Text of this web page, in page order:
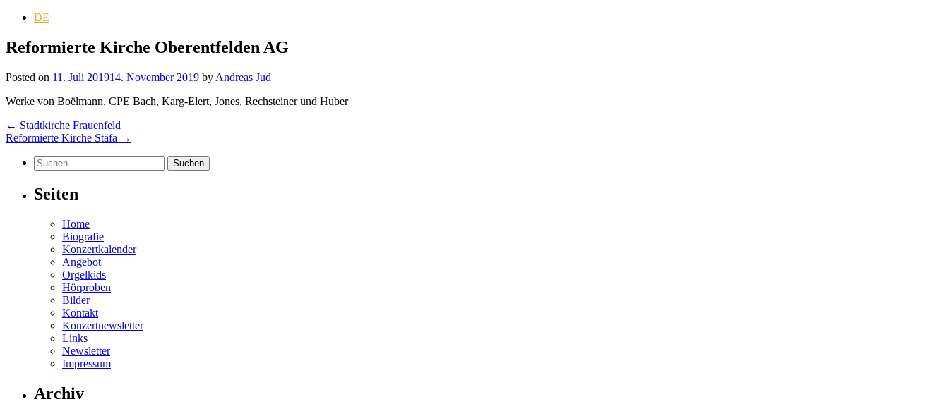
DE
Reformierte Kirche Oberentfelden AG
Posted on 11. Juli 201914. November 2019 by Andreas Jud
Werke von Boëlmann, CPE Bach, Karg-Elert, Jones, Rechsteiner und Huber
Post
navigation
← Stadtkirche Frauenfeld
Reformierte Kirche Stäfa →
Suchen
nach:
Seiten
Home
Biografie
Konzertkalender
Angebot
Orgelkids
Hörproben
Bilder
Kontakt
Konzertnewsletter
Links
Newsletter
Impressum
Archiv